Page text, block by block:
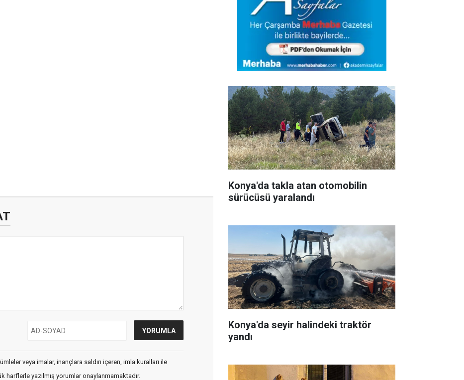
veya imalar, inançlara saldırı içeren, imla kuralları ile
harflerle yazılmış yorumlar onaylanmamaktadır.
Konya'da takla atan otomobilin
sürücüsü yaralandı
Konya'da seyir halindeki traktör
yandı